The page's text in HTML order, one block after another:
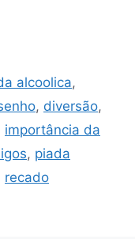
alcoolica,
, diversão,
importância da
, piada
recado